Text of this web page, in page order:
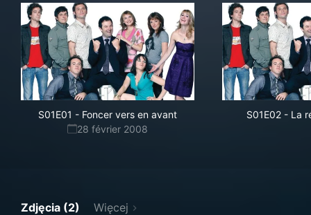
S01E01 - Foncer vers en avant
28 février 2008
S01E02- La
Zdjęcia (2) Więcej